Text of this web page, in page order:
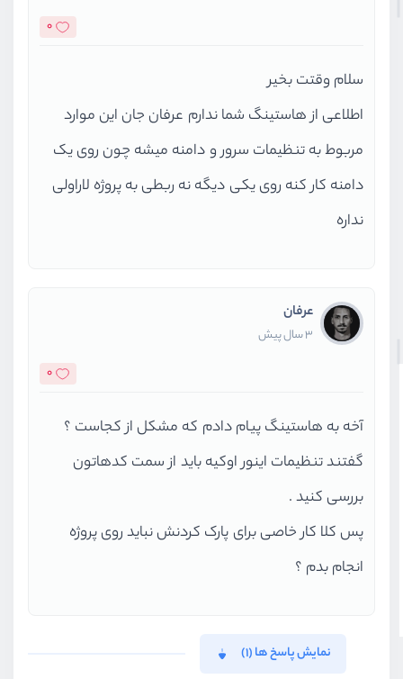
0
سلام وقتت بخیر
اطلاعی از هاستینگ شما ندارم عرفان جان این موارد
مربوط به تنظیمات سرور و دامنه میشه چون روی یک
دامنه کار کنه روی یکی دیگه نه ربطی به پروژه لاراولی
نداره
عرفان
3 سال پیش
0
آخه به هاستینگ پیام دادم که مشکل از کجاست ؟
گفتند تنظیمات اینور اوکیه باید از سمت کدهاتون
بررسی کنید .
پس کلا کار خاصی برای پارک کردنش نباید روی پروژه
انجام بدم ؟
نمایش پاسخ ها (1)